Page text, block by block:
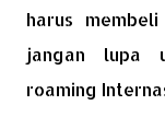
harus
jangan lupa
roaming